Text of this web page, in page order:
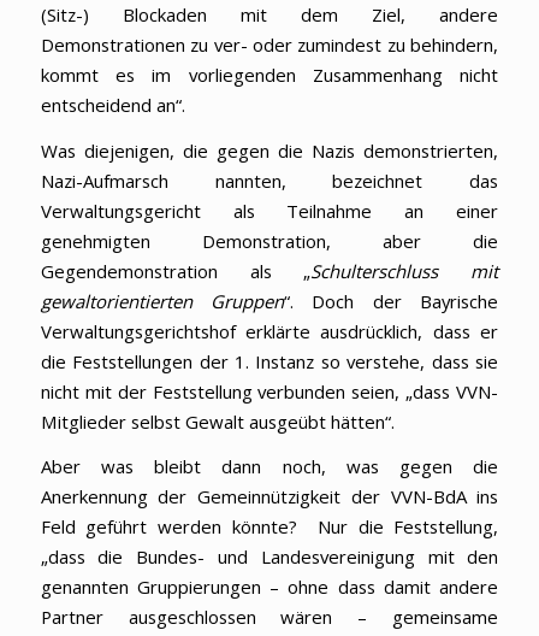
(Sitz-) Blockaden mit dem Ziel, andere
Demonstrationen zu ver- oder zumindest zu behindern,
kommt es im vorliegenden Zusammenhang nicht
entscheidend an“.
Was diejenigen, die gegen die Nazis demonstrierten,
Nazi-Aufmarsch nannten, bezeichnet das
Verwaltungsgericht als Teilnahme an einer
genehmigten Demonstration, aber die
Gegendemonstration als „Schulterschluss mit
gewaltorientierten Gruppen“. Doch der Bayrische
Verwaltungsgerichtshof erklärte ausdrücklich, dass er
die Feststellungen der 1. Instanz so verstehe, dass sie
nicht mit der Feststellung verbunden seien, „dass VVN-
Mitglieder selbst Gewalt ausgeübt hätten“.
Aber was bleibt dann noch, was gegen die
Anerkennung der Gemeinnützigkeit der VVN-BdA ins
Feld geführt werden könnte? Nur die Feststellung,
„dass die Bundes- und Landesvereinigung mit den
genannten Gruppierungen – ohne dass damit andere
Partner ausgeschlossen wären – gemeinsame